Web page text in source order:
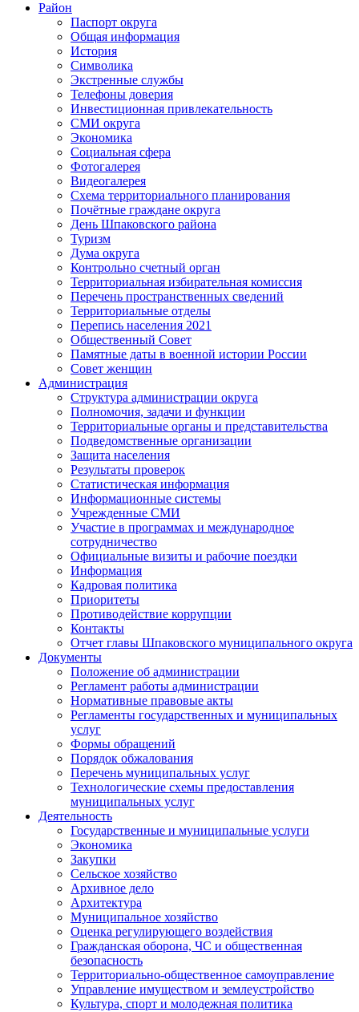
Район
Паспорт округа
Общая информация
История
Символика
Экстренные службы
Телефоны доверия
Инвестиционная привлекательность
СМИ округа
Экономика
Социальная сфера
Фотогалерея
Видеогалерея
Схема территориального планирования
Почётные граждане округа
День Шпаковского района
Туризм
Дума округа
Контрольно счетный орган
Территориальная избирательная комиссия
Перечень пространственных сведений
Территориальные отделы
Перепись населения 2021
Общественный Совет
Памятные даты в военной истории России
Совет женщин
Администрация
Структура администрации округа
Полномочия, задачи и функции
Территориальные органы и представительства
Подведомственные организации
Защита населения
Результаты проверок
Статистическая информация
Информационные системы
Учрежденные СМИ
Участие в программах и международное
сотрудничество
Официальные визиты и рабочие поездки
Информация
Кадровая политика
Приоритеты
Противодействие коррупции
Контакты
Отчет главы Шпаковского муниципального округа
Документы
Положение об администрации
Регламент работы администрации
Нормативные правовые акты
Регламенты государственных и муниципальных
услуг
Формы обращений
Порядок обжалования
Перечень муниципальных услуг
Технологические схемы предоставления
муниципальных услуг
Деятельность
Государственные и муниципальные услуги
Экономика
Закупки
Сельское хозяйство
Архивное дело
Архитектура
Муниципальное хозяйство
Оценка регулирующего воздействия
Гражданская оборона, ЧС и общественная
безопасность
Территориально-общественное самоуправление
Управление имуществом и землеустройство
Культура, спорт и молодежная политика